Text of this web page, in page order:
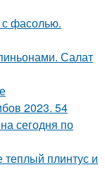
с фасолью.
Салат
2023. 54
сегодня по
теплый плинтус и